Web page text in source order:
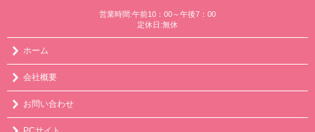
営業時間:午前10：00～午後7：00
定休日:無休
ホーム
会社概要
お問い合わせ